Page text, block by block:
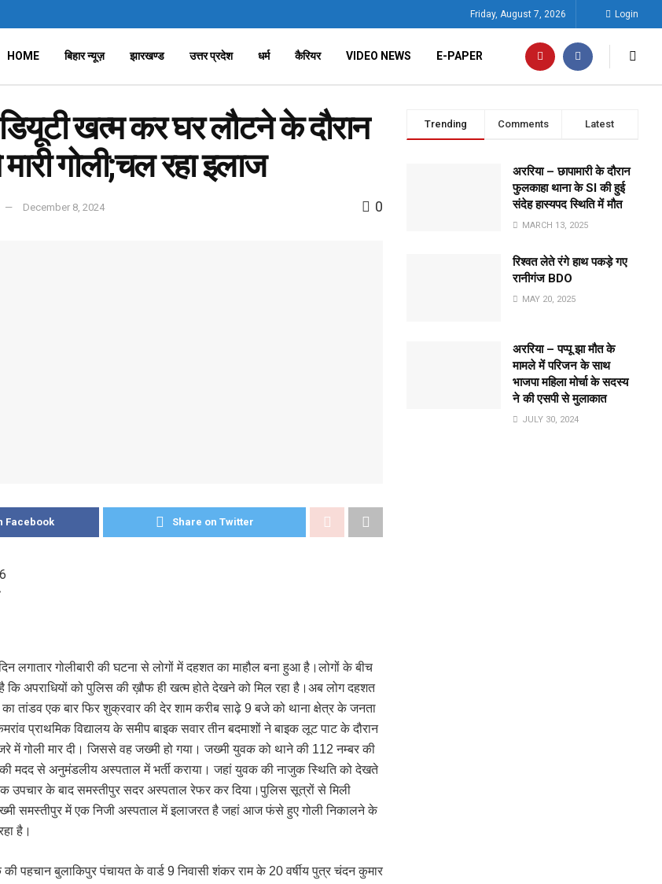
Friday, August 7, 2026 Login
HOME बिहार न्यूज़ झारखण्ड उत्तर प्रदेश धर्म कैरियर VIDEO NEWS E-PAPER
डियूटी खत्म कर घर लौटने के दौरान
गोली;चल रहा इलाज
December 8, 2024 0
Facebook Share on Twitter
लगातार गोलीबारी की घटना से लोगों में दहशत का माहौल बना हुआ है।लोगों के बीच
कि अपराधियों को पुलिस की ख़ौफ ही खत्म होते देखने को मिल रहा है।अब लोग दहशत
तांडव एक बार फिर शुक्रवार की देर शाम करीब साढ़े 9 बजे को थाना क्षेत्र के जनता
प्राथमिक विद्यालय के समीप बाइक सवार तीन बदमाशों ने बाइक लूट पाट के दौरान
में गोली मार दी। जिससे वह जख्मी हो गया। जख्मी युवक को थाने की 112 नम्बर की
मदद से अनुमंडलीय अस्पताल में भर्ती कराया। जहां युवक की नाजुक स्थिति को देखते
उपचार के बाद समस्तीपुर सदर अस्पताल रेफर कर दिया।पुलिस सूत्रों से मिली
समस्तीपुर में एक निजी अस्पताल में इलाजरत है जहां आज फंसे हुए गोली निकालने के
है।
पहचान बुलाकिपुर पंचायत के वार्ड 9 निवासी शंकर राम के 20 वर्षीय पुत्र चंदन कुमार
Trending Comments Latest
अररिया – छापामारी के दौरान
फुलकाहा थाना के SI की हुई
संदेह हास्यपद स्थिति में मौत
MARCH 13, 2025
रिश्वत लेते रंगे हाथ पकड़े गए
रानीगंज BDO
MAY 20, 2025
अररिया – पप्पू झा मौत के
मामले में परिजन के साथ
भाजपा महिला मोर्चा के सदस्य
ने की एसपी से मुलाकात
JULY 30, 2024